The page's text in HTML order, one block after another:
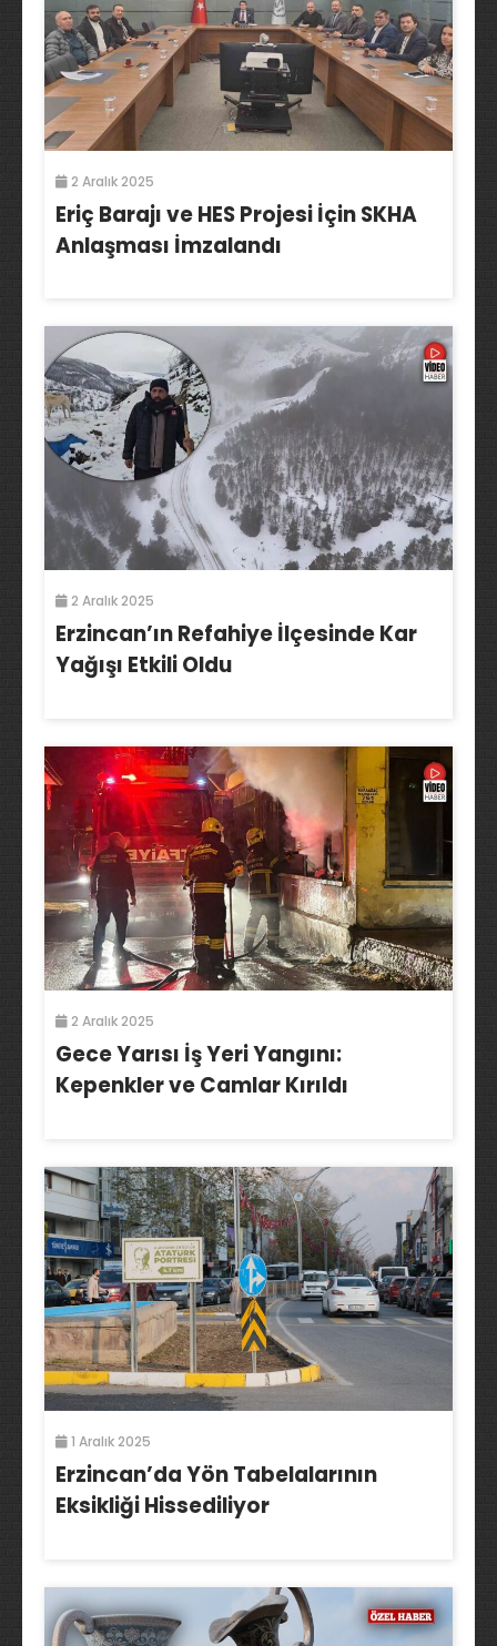
2 Aralık 2025
Eriç Barajı ve HES Projesi İçin SKHA
Anlaşması İmzalandı
2 Aralık 2025
Erzincan’ın Refahiye İlçesinde Kar
Yağışı Etkili Oldu
2 Aralık 2025
Gece Yarısı İş Yeri Yangını:
Kepenkler ve Camlar Kırıldı
1 Aralık 2025
Erzincan’da Yön Tabelalarının
Eksikliği Hissediliyor